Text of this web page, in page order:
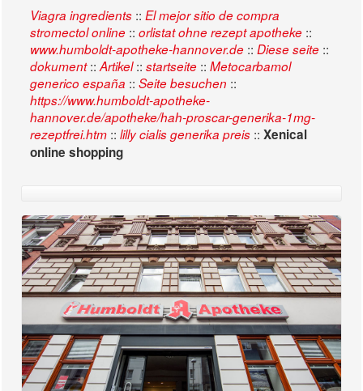
Viagra ingredients :: El mejor sitio de compra
stromectol online :: orlistat ohne rezept apotheke ::
www.humboldt-apotheke-hannover.de :: Diese seite ::
dokument:: Artikel:: startseite :: Metocarbamol
generico españa :: Seite besuchen ::
https://www.humboldt-apotheke-
hannover.de/apotheke/hah-proscar-generika-1mg-
rezeptfrei.htm :: lilly cialis generika preis :: Xenical
online shopping